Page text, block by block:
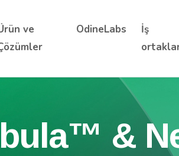
ve
OdineLabs
İş
&